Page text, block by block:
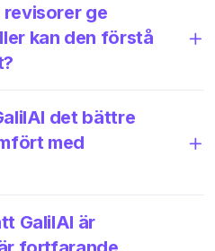
revisorer ge
kan den förstå
det bättre
med
GalilAI är